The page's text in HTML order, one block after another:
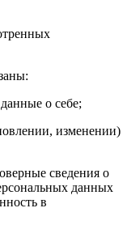
о себе;
изменении)
сведения о
данных
в